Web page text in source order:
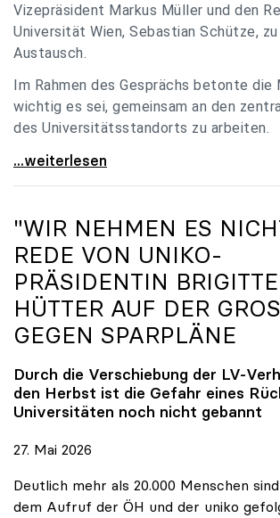
Vizepräsident Markus Müller und den
Universität Wien, Sebastian Schütze, zu
Austausch.
Im Rahmen des Gesprächs betonte die
wichtig es sei, gemeinsam an den
des Universitätsstandorts zu arbeiten.
Holzleitner empfing uniko-Spitze zum
...weiterlesen
"WIR NEHMEN ES
REDE VON UNIKO-
PRÄSIDENTIN BRIGITTE
HÜTTER AUF DER
EGEN SPARPLÄNE
Durch die Verschiebung der LV-
den Herbst ist die Gefahr eines
Universitäten noch nicht gebannt
27. Mai 2026
Deutlich mehr als 20.000 Menschen
dem Aufruf der ÖH und der uniko